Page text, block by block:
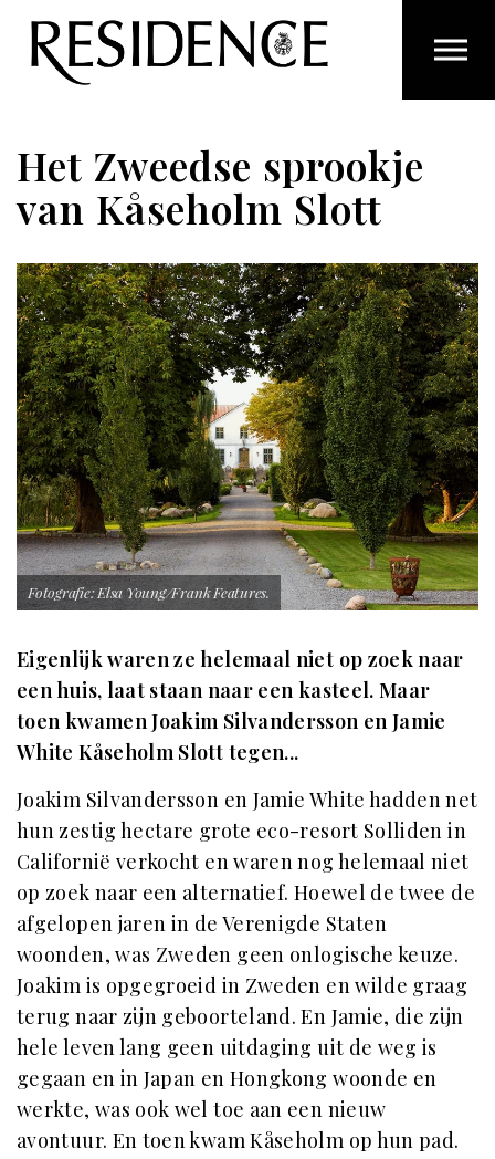
Overslaan en ga direct naar de inhoud
Het Zweedse sprookje
van Kåseholm Slott
Fotografie: Elsa Young/Frank Features.
Eigenlijk waren ze helemaal niet op zoek naar
een huis, laat staan naar een kasteel. Maar
toen kwamen Joakim Silvandersson en Jamie
White Kåseholm Slott tegen...
Joakim Silvandersson en Jamie White hadden net
hun zestig hectare grote eco-resort Solliden in
Californië verkocht en waren nog helemaal niet
op zoek naar een alternatief. Hoewel de twee de
afgelopen jaren in de Verenigde Staten
woonden, was Zweden geen onlogische keuze.
Joakim is opgegroeid in Zweden en wilde graag
terug naar zijn geboorteland. En Jamie, die zijn
hele leven lang geen uitdaging uit de weg is
gegaan en in Japan en Hongkong woonde en
werkte, was ook wel toe aan een nieuw
avontuur. En toen kwam Kåseholm op hun pad.